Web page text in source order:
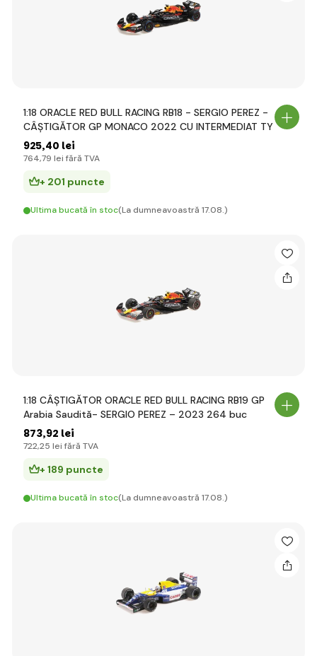
1:18 ORACLE RED BULL RACING RB18 - SERGIO PEREZ -
CÂȘTIGĂTOR GP MONACO 2022 CU INTERMEDIAT TY
925,40 lei
764,79 lei fără TVA
+ 201 puncte
Ultima bucată în stoc(La dumneavoastră 17.08.)
1:18 CÂȘTIGĂTOR ORACLE RED BULL RACING RB19 GP
Arabia Saudită- SERGIO PEREZ – 2023 264 buc
873,92 lei
722,25 lei fără TVA
+ 189 puncte
Ultima bucată în stoc(La dumneavoastră 17.08.)